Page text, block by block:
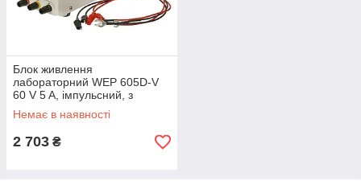
Блок живлення
лабораторний WEP 605D-V
60 V 5 A, імпульсний, з
цифровою індикацією (V/A),
USB QC 5V-12V/20W
Немає в наявності
2 703 ₴